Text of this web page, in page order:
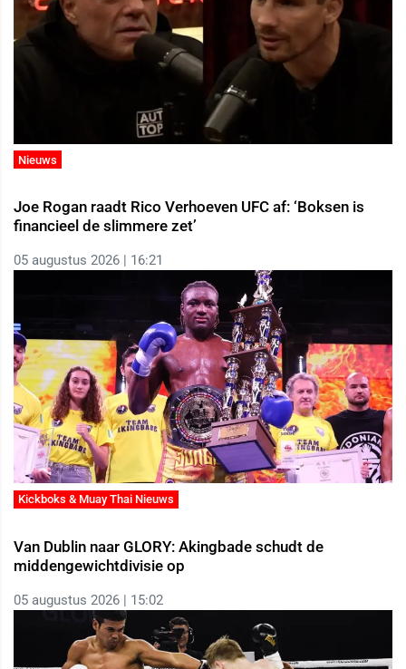
Nieuws
Joe Rogan raadt Rico Verhoeven UFC af: ‘Boksen is
financieel de slimmere zet’
05 augustus 2026 | 16:21
Kickboks & Muay Thai Nieuws
Van Dublin naar GLORY: Akingbade schudt de
middengewichtdivisie op
05 augustus 2026 | 15:02